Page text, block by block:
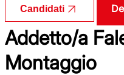
Candidati
Addetto/a
Montaggio